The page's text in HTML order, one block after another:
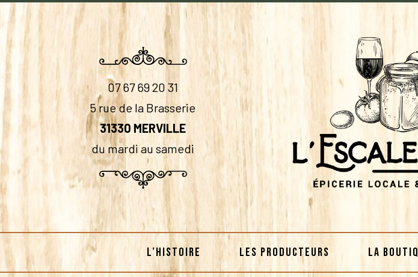
07 67 69 20 31
5 rue de la Brasserie
31330 MERVILLE
du mardi au samedi
L’HISTOIRE LES PRODUCTEURS LA